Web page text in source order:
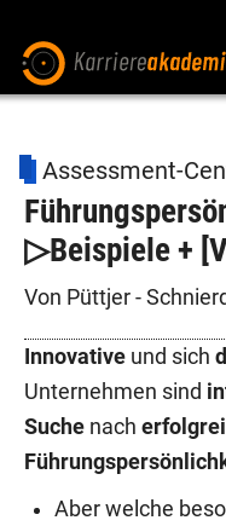
ENGLISCHE
E-LEARNING
FAQ
BERATUNG
Assessment-
▷Beispiele +
Von Püttjer -
Innovative und sich
Unternehmen sind
Suche nach
Aber welche